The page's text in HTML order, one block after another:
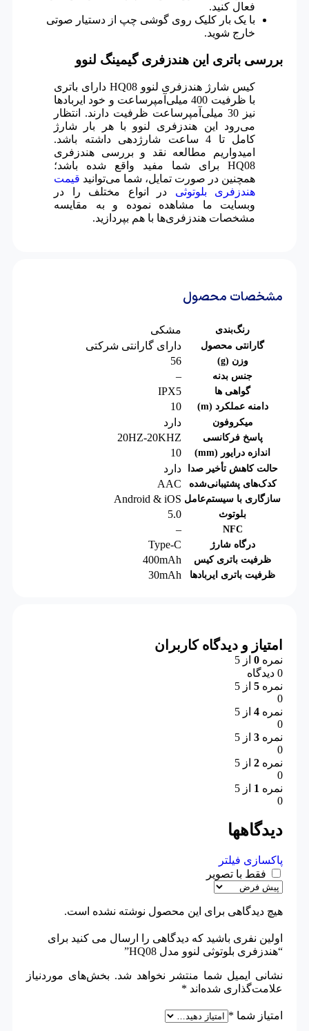
فعال کنید.
با یک بار کلیک روی گوشی چپ از دستیار صوتی
خارج شوید.
بررسی باتری این هندزفری گیمینگ لنوو
کیس شارژ هندزفری لنوو HQ08 دارای باتری
با ظرفیت 400 میلی‌آمپرساعت و خود ایربادها
نیز 30 میلی‌آمپرساعت ظرفیت دارند. انتظار
می‌رود این هندزفری لنوو با هر بار شارژ
کامل تا 4 ساعت شارژدهی داشته باشد.
امیدواریم مطالعه نقد و بررسی هندزفری
HQ08 برای شما مفید واقع شده باشد؛
همچنین در صورت تمایل، شما می‌توانید قیمت
هندزفری بلوتوثی در انواع مختلف را در
وبسایت ما مشاهده نموده و به مقایسه
مشخصات هندزفری‌ها با هم بپردازید.
مشخصات محصول
رنگ‌بندی مشکی
گارانتی محصول دارای گارانتی شرکتی
وزن (g) 56
جنس بدنه –
گواهی ها IPX5
دامنه عملکرد (m) 10
میکروفون دارد
پاسخ فرکانسی 20HZ-20KHZ
اندازه درایور (mm) 10
حالت کاهش تأخیر صدا دارد
کدک‌های پشتیبانی‌شده AAC
سازگاری با سیستم‌عامل Android & iOS
بلوتوث 5.0
NFC
–
درگاه شارژ Type-C
ظرفیت باتری کیس 400mAh
ظرفیت باتری ایربادها 30mAh
امتیاز و دیدگاه کاربران
نمره 0 از 5
0 دیدگاه
نمره 5 از 5
0
نمره 4 از 5
0
نمره 3 از 5
0
نمره 2 از 5
0
نمره 1 از 5
0
دیدگاهها
پاکسازی فیلتر
فقط با تصویر
هیچ دیدگاهی برای این محصول نوشته نشده است.
اولین نفری باشید که دیدگاهی را ارسال می کنید برای
“هندزفری بلوتوثی لنوو مدل HQ08”
نشانی ایمیل شما منتشر نخواهد شد. بخش‌های موردنیاز
علامت‌گذاری شده‌اند *
امتیاز شما *